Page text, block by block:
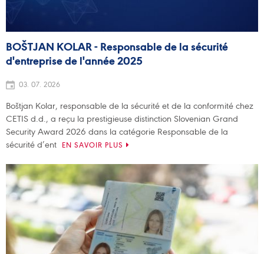
BOŠTJAN KOLAR - Responsable de la sécurité
d'entreprise de l'année 2025
03. 07. 2026
Boštjan Kolar, responsable de la sécurité et de la conformité chez
CETIS d.d., a reçu la prestigieuse distinction Slovenian Grand
Security Award 2026 dans la catégorie Responsable de la
sécurité d’ent
EN SAVOIR PLUS